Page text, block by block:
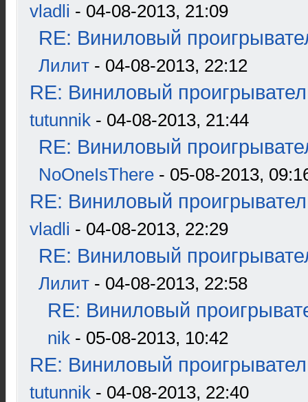
vladli - 04-08-2013, 21:09
RE: Виниловый
Лилит - 04-08-2013, 22:12
RE: Виниловый
tutunnik - 04-08-2013, 21:44
RE: Виниловый
NoOneIsThere - 05-08-2013,
RE: Виниловый
vladli - 04-08-2013, 22:29
RE: Виниловый
Лилит - 04-08-2013, 22:58
RE: Виниловый
nik - 05-08-2013, 10:42
RE: Виниловый
tutunnik - 04-08-2013, 22:40